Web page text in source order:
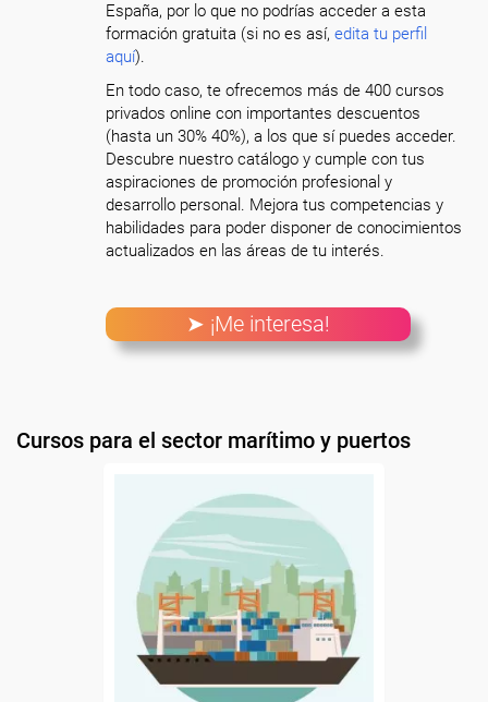
España, por lo que no podrías acceder a esta
formación gratuita (si no es así,edita tu perfil
aquí).
En todo caso, te ofrecemos más de 400 cursos
privados online con importantes descuentos
(hasta un 30% 40%), a los que sí puedes acceder.
Descubre nuestro catálogo y cumple con tus
aspiraciones de promoción profesional y
desarrollo personal. Mejora tus competencias y
habilidades para poder disponer de conocimientos
actualizados en las áreas de tu interés.
➤ ¡Me interesa!
Cursos para el sector marítimo y puertos